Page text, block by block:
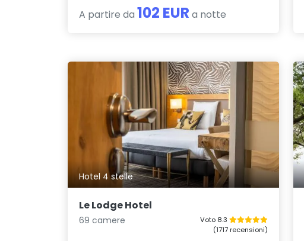
A partire da 102 EUR a notte
Hotel 4 stelle
Le Lodge Hotel
69 camere
Voto 8.3
(1717 recensioni)